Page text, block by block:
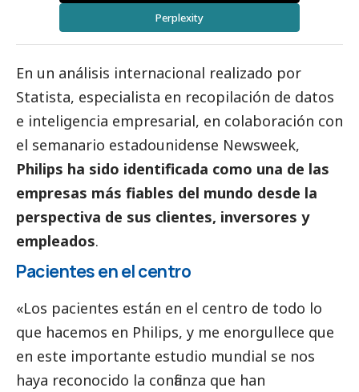
Perplexity
En un análisis internacional realizado por
Statista, especialista en recopilación de datos
e inteligencia empresarial, en colaboración con
el semanario estadounidense Newsweek,
Philips ha sido identificada como una de las
empresas más fiables del mundo desde la
perspectiva de sus clientes, inversores y
empleados.
Pacientes en el centro
«Los pacientes están en el centro de todo lo
que hacemos en Philips, y me enorgullece que
en este importante estudio mundial se nos
haya reconocido la confianza que han